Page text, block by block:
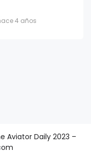
4 años
Aviator Daily 2023 –